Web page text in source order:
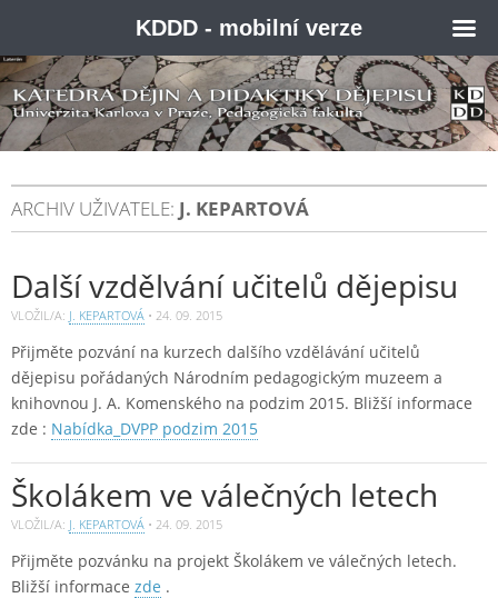
ARCHIV UŽIVATELE: J. KEPARTOVÁ
Další vzdělvání učitelů dějepisu
VLOŽIL/A: J. KEPARTOVÁ • 24. 09. 2015
Přijměte pozvání na kurzech dalšího vzdělávání učitelů
dějepisu pořádaných Národním pedagogickým muzeem a
knihovnou J. A. Komenského na podzim 2015. Bližší informace
zde : Nabídka_DVPP podzim 2015
Školákem ve válečných letech
VLOŽIL/A: J. KEPARTOVÁ • 24. 09. 2015
Přijměte pozvánku na projekt Školákem ve válečných letech.
Bližší informace zde .
KDDD - mobilní verze